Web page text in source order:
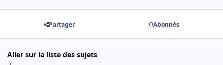
Partager Abonnés
Aller sur la liste des sujets